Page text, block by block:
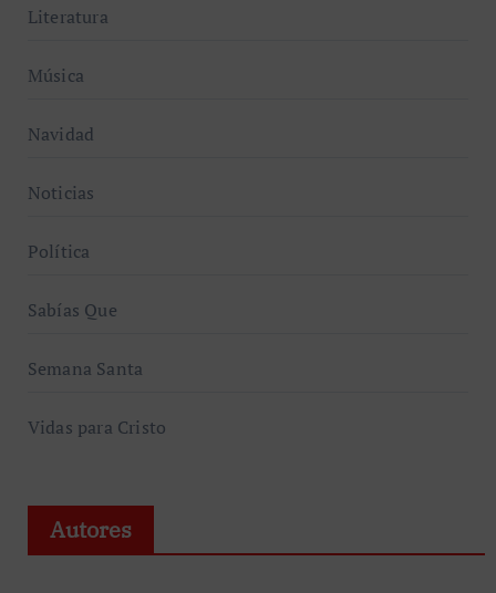
Literatura
Música
Navidad
Noticias
Política
Sabías Que
Semana Santa
Vidas para Cristo
Autores